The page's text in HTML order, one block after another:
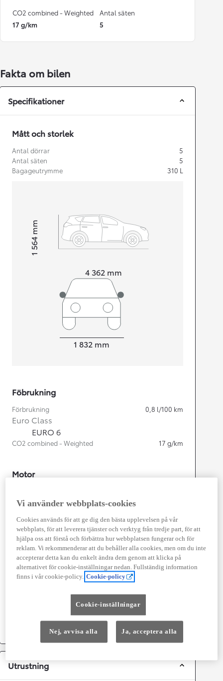
CO2 combined - Weighted
17 g/km
Antal säten
5
Fakta om bilen
Specifikationer
Mått och storlek
Antal dörrar
5
Antal säten
5
Bagageutrymme
310 L
4 362 mm
Height1 564
mm
1 832 mm
Föbrukning
Förbrukning 0,8 l/100 km
Euro Class
EURO 6
CO2 combined - Weighted 17 g/km
Motor
Kapacitet
Prestanda
Topphastighet 180km/h
Acceleration 0-100km/h
7,4sekunder
Framhjulsdrift
Utrustning
Vi använder webbplats-cookies
Cookies används för att ge dig den bästa upplevelsen på vår
webbplats, för att leverera tjänster och verktyg från tredje part, för att
hjälpa oss att förstå och förbättra hur webbplatsen fungerar och för
reklam. Vi rekommenderar att du behåller alla cookies, men om du inte
accepterar detta kan du enkelt ändra dem genom att klicka på
alternativet för cookie-inställningar nedan. Fullständig information
finns i vår cookie-policy. Cookie-policy
Cookie-inställningar
Nej, avvisa alla Ja, acceptera alla